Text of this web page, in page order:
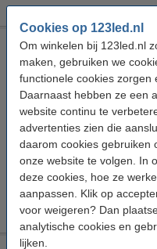
Cookies op 123led.nl
Om winkelen bij 123led.nl
maken, gebruiken we
functionele cookies zorgen
Daarnaast hebben ze een
website continu te
advertenties zien die
daarom cookies gebruiken
onze website te volgen. In
deze cookies, hoe ze
aanpassen. Klik op
voor weigeren? Dan
analytische cookies en
lijken.
Voedingskabel voor
Max. 301 watt
123led
Bekijk
Direct
Nu
€ 9,95